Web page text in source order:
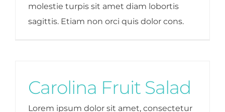
molestie turpis sit amet diam lobortis
sagittis. Etiam non orci quis dolor cons.
Carolina Fruit Salad
Lorem ipsum dolor sit amet, consectetur